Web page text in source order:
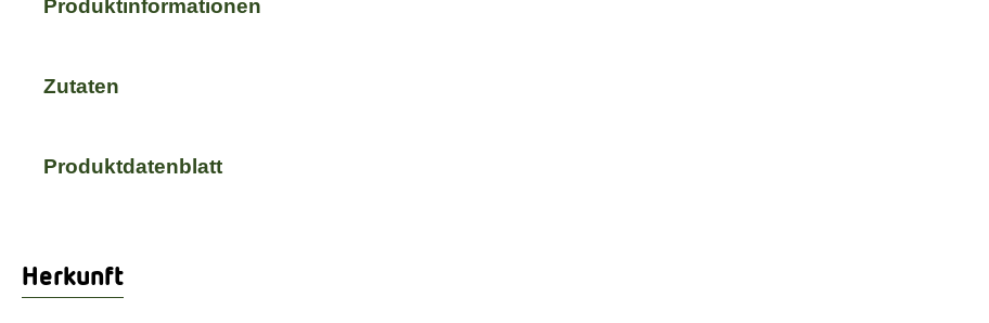
Produktinformationen
Zutaten
Produktdatenblatt
Herkunft